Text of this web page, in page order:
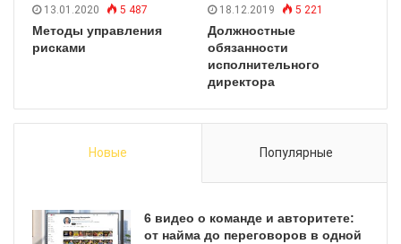
13.01.2020 5 487
Методы управления
рисками
18.12.2019 5 221
Должностные
обязанности
исполнительного
директора
Новые Популярные
6 видео о команде и авторитете:
от найма до переговоров в одной